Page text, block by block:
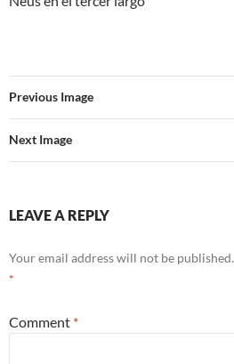
Previous Image
Next Image
LEAVE A REPLY
Your email address will not be published.
*
Comment *